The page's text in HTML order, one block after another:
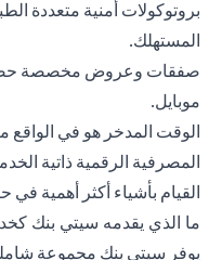
بروتوكولات أمنية متعددة
المستهلك.
صفقات وعروض مخصصة
موبايل.
الوقت المدخر هو في
المصرفية الرقمية ذاتية
القيام بأشياء أكثر أهمية في
ما الذي يقدمه سيتي بنك
يوفر سيتي بنك مجموعة